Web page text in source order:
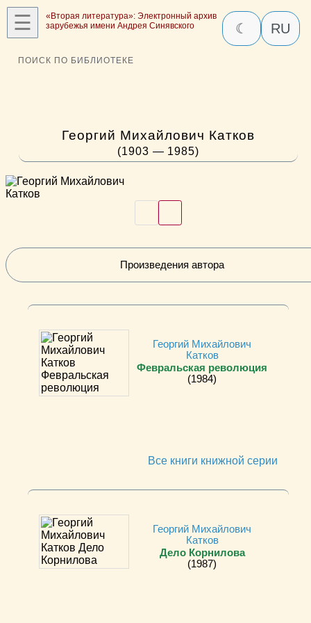
☰
«Вторая литература»: Электронный архив
зарубежья имени Андрея Синявского
☾ RU
ПОИСК ПО БИБЛИОТЕКЕ
Георгий Михайлович Катков
(1903 — 1985)
Произведения автора
Георгий Михайлович
Катков
Февральская революция
(1984)
Все книги книжной серии
Георгий Михайлович
Катков
Дело Корнилова
(1987)